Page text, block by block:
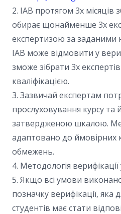
2. IAB протягом 3х місяців
обирає щонайменше 3х
експертизою за заданими
IAB може відмовити у
зможе зібрати 3х
кваліфікацією.
3. Зазвичай експертам
прослуховування курсу та
затвердженою шкалою.
адаптовано до ймовірних
обмежень.
4. Методологія
5. Якщо всі умови
позначку верифікації, яка
студентів має стати